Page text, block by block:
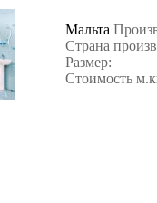
Мальта
Страна
Размер:
Стоимость